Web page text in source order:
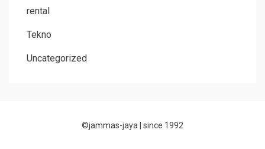
rental
Tekno
Uncategorized
©jammas-jaya | since 1992